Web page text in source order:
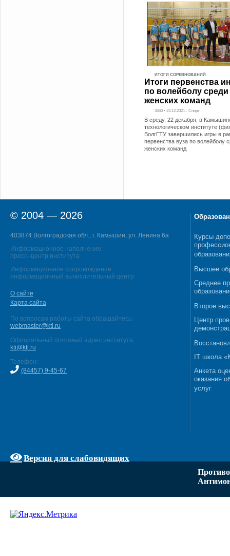
ИТОГИ СОРЕВНОВАНИЙ
Итоги первенства
по волейболу среди
женских команд
3440 • 23.12.2021 - Спорт
В среду, 22 декабря, в
технологическом институте
ВолгГТУ завершились игры в
первенства вуза по волейболу
женских команд
© 2004 — 2026
403874 Волгоградская обл., г. Камышин, ул. Ленина 6а
Информационное наполнение:
пресс–центр института
Информационное сопровождение:
информационный вычислительный центр
О сайте
Карта сайта
По вопросам работы сайта обращайтесь:
webmaster@kti.ru
Официальный почтовый адрес института:
kti@kti.ru
Телефон:
(84457) 9-45-67
Версия для слабовидящих
Курсы
Высшее
Среднее
Второе
Центр
IT школа
Анкета
оказания
услуг